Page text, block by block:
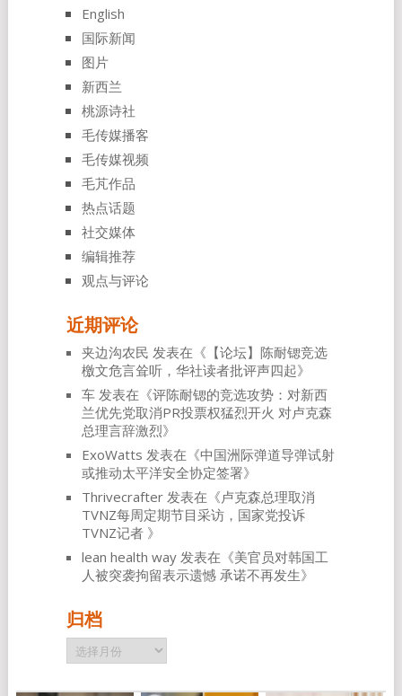
English
国际新闻
图片
新西兰
桃源诗社
毛传媒播客
毛传媒视频
毛芃作品
热点话题
社交媒体
编辑推荐
观点与评论
近期评论
夹边沟农民 发表在《 【论坛】陈耐锶竞选
檄文危言耸听，华社读者批评声四起》
车发表在《评陈耐锶的竞选攻势：对新西
兰优先党取消PR投票权猛烈开火 对卢克森
总理言辞激烈》
ExoWatts 发表在《中国洲际弹道导弹试射
或推动太平洋安全协定签署》
Thrivecrafter发表在《卢克森总理取消
TVNZ每周定期节目采访，国家党投诉
TVNZ记者 》
lean health way发表在《美官员对韩国工
人被突袭拘留表示遗憾 承诺不再发生》
归档
归
档